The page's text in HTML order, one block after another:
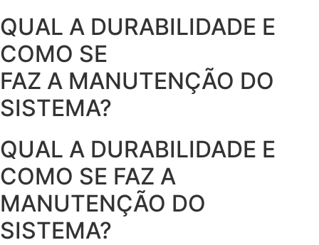
QUAL A DURABILIDADE E
COMO SE
FAZ A MANUTENÇÃO DO
SISTEMA?
QUAL A DURABILIDADE E
COMO SE FAZ A
MANUTENÇÃO DO
SISTEMA?